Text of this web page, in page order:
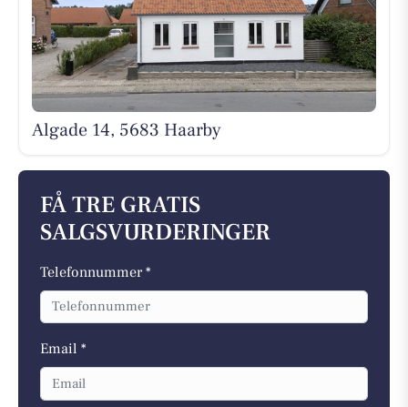
Algade 14, 5683 Haarby
FÅ TRE GRATIS
SALGSVURDERINGER
Telefonnummer *
Email *